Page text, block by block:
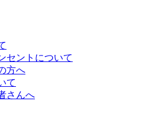
セントについて
方へ
て
さんへ